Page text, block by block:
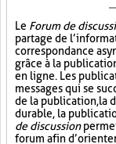
Le Forum de
partage de
correspondance
grâce à la
en ligne. Les
messages qui se
de la publication, la
durable, la
de discussion
forum afin